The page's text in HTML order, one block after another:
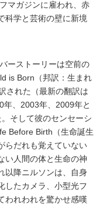
マガジンに雇われ、赤
科学と芸術の壁に新境
ーストーリーは空前の
is Born（邦訳：生まれ
された（最新の翻訳は
、2003年、2009年と
そして彼のセンセーシ
Before Birth（生命誕生
らだれも覚えていない
い人間の体と生命の神
以降ニルソンは、自身
したカメラ、小型光フ
われわれを驚かせ感嘆